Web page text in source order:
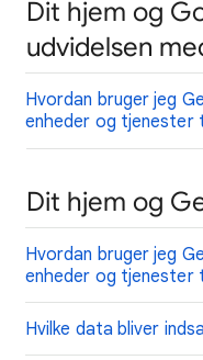
Dit hjem og
udvidelsen
Hvordan bruger jeg
enheder og tjenester
Dit hjem og
Hvordan bruger jeg
enheder og tjenester
Hvilke data bliver